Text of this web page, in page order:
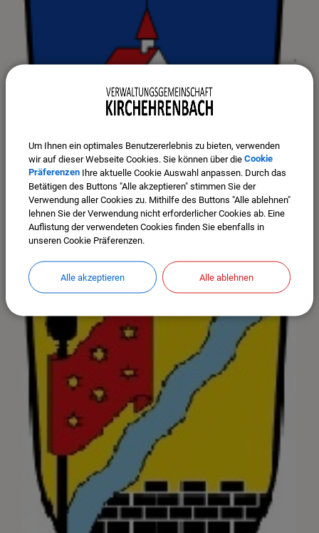
Um Ihnen ein optimales Benutzererlebnis zu bieten, verwenden
wir auf dieser Webseite Cookies. Sie können über die Cookie
Präferenzen Ihre aktuelle Cookie Auswahl anpassen. Durch das
Betätigen des Buttons "Alle akzeptieren" stimmen Sie der
Verwendung aller Cookies zu. Mithilfe des Buttons "Alle ablehnen"
lehnen Sie der Verwendung nicht erforderlicher Cookies ab. Eine
Auflistung der verwendeten Cookies finden Sie ebenfalls in
unseren Cookie Präferenzen.
Alle akzeptieren Alle ablehnen